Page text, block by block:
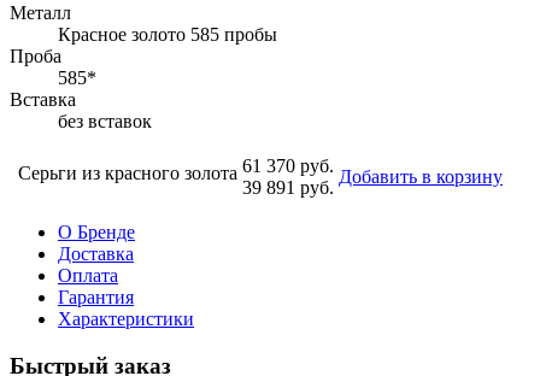
Металл
Красное золото 585 пробы
Проба
585*
Вставка
без вставок
Серьги из красного золота 61 370 руб.
39 891 руб.
Добавить в корзину
О Бренде
Доставка
Оплата
Гарантия
Характеристики
Быстрый заказ